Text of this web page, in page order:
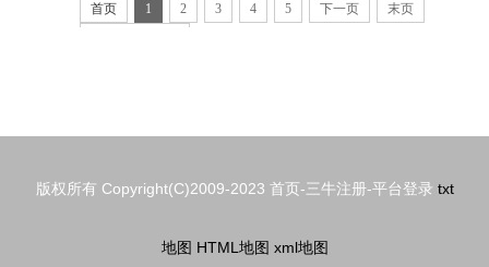
首页 1 2 3 4 5 下一页
末页
版权所有 Copyright(C)2009-2023 首页-三牛注册-平台登录 txt
地图 HTML地图 xml地图